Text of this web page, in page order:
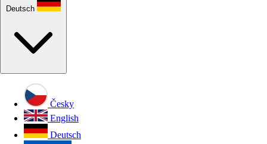
Deutsch
Česky
English
Deutsch